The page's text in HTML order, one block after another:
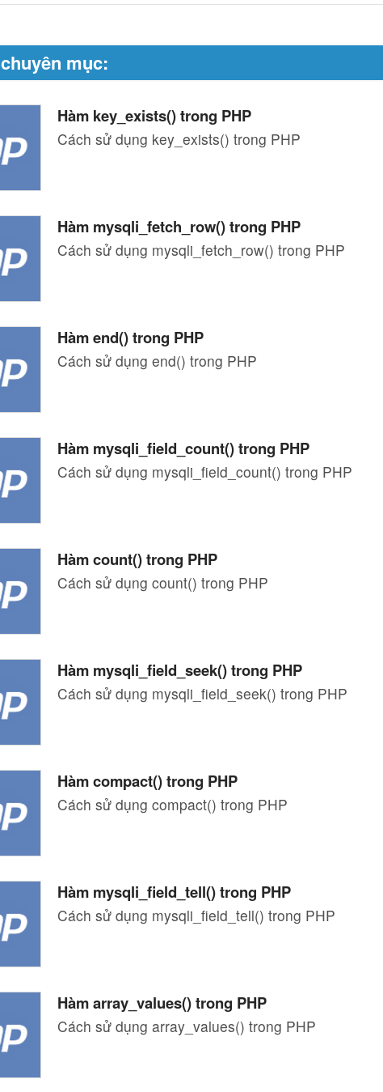
mục:
Hàm key_exists() trong PHP
Cách sử dụng key_exists() trong PHP
Hàm mysqli_fetch_row() trong PHP
Cách sử dụng mysqli_fetch_row() trong PHP
Hàm end() trong PHP
Cách sử dụng end() trong PHP
Hàm mysqli_field_count() trong PHP
Cách sử dụng mysqli_field_count() trong PHP
Hàm count() trong PHP
Cách sử dụng count() trong PHP
Hàm mysqli_field_seek() trong PHP
Cách sử dụng mysqli_field_seek() trong PHP
Hàm compact() trong PHP
Cách sử dụng compact() trong PHP
Hàm mysqli_field_tell() trong PHP
Cách sử dụng mysqli_field_tell() trong PHP
Hàm array_values() trong PHP
Cách sử dụng array_values() trong PHP